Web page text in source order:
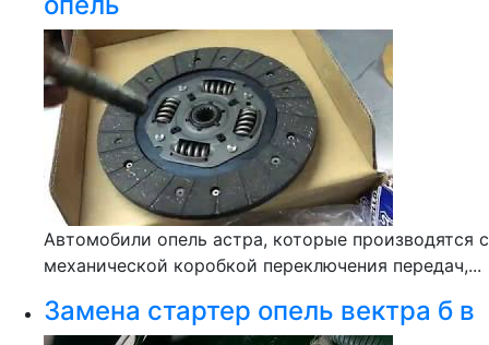
Автомобили опель астра, которые производятся с
механической коробкой переключения передач,...
Замена стартер опель вектра б в